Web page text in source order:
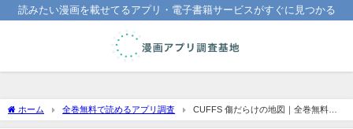
読みたい漫画を載せてるアプリ・電子書籍サービスがすぐに見つかる
ホーム 全巻無料で読めるアプリ調査
CUFFS 傷だらけの地図｜全巻無料で
読めるアプリ調査！